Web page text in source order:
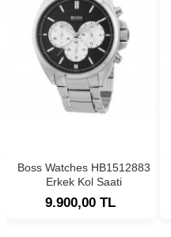
Boss Watches HB1512883
Erkek Kol Saati
9.900,00 TL